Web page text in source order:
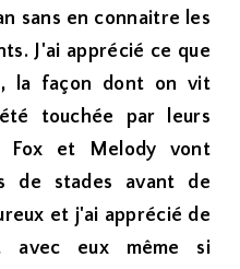
sans en connaitre les
J'ai apprécié ce que
la façon dont on vit
touchée par leurs
Fox et Melody vont
de stades avant de
et j'ai apprécié de
avec eux même si